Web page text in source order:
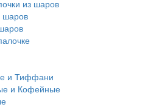
из шаров
шаров
и Тиффани
и Кофейные